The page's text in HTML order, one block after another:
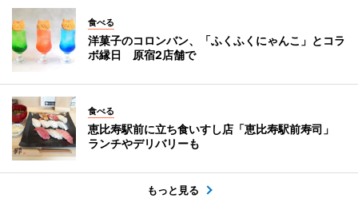
食べる
洋菓子のコロンバン、「ふくふくにゃんこ」とコラ
ボ縁日 原宿2店舗で
食べる
恵比寿駅前に立ち食いすし店「恵比寿駅前寿司」
ランチやデリバリーも
もっと見る